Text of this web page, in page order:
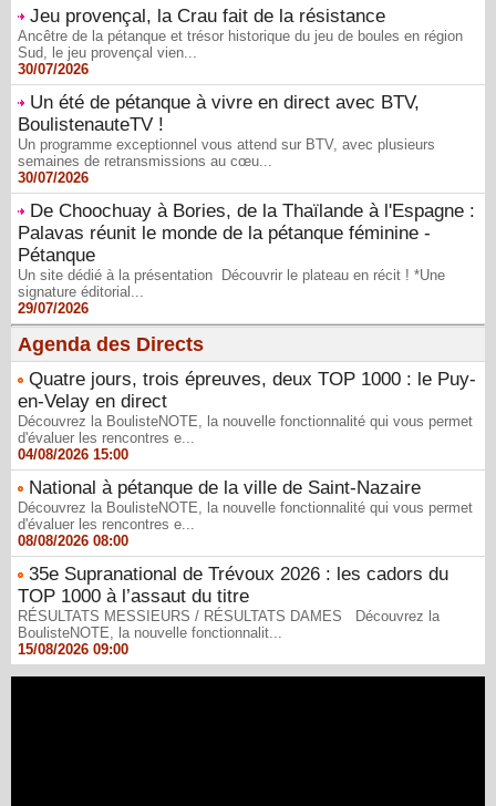
Jeu provençal, la Crau fait de la résistance
Ancêtre de la pétanque et trésor historique du jeu de boules en région
Sud, le jeu provençal vien...
30/07/2026
Un été de pétanque à vivre en direct avec BTV,
BoulistenauteTV !
Un programme exceptionnel vous attend sur BTV, avec plusieurs
semaines de retransmissions au cœu...
30/07/2026
De Choochuay à Bories, de la Thaïlande à l'Espagne :
Palavas réunit le monde de la pétanque féminine -
Pétanque
Un site dédié à la présentation Découvrir le plateau en récit ! *Une
signature éditorial...
29/07/2026
Agenda des Directs
Quatre jours, trois épreuves, deux TOP 1000 : le Puy-
en-Velay en direct
Découvrez la BoulisteNOTE, la nouvelle fonctionnalité qui vous permet
d'évaluer les rencontres e...
04/08/2026 15:00
National à pétanque de la ville de Saint-Nazaire
Découvrez la BoulisteNOTE, la nouvelle fonctionnalité qui vous permet
d'évaluer les rencontres e...
08/08/2026 08:00
35e Supranational de Trévoux 2026 : les cadors du
TOP 1000 à l’assaut du titre
RÉSULTATS MESSIEURS / RÉSULTATS DAMES Découvrez la
BoulisteNOTE, la nouvelle fonctionnalit...
15/08/2026 09:00